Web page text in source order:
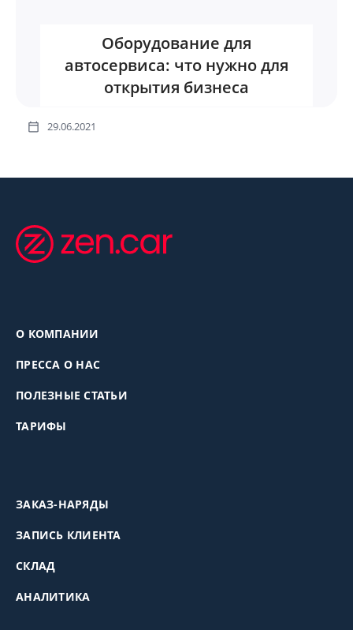
Оборудование для
автосервиса: что нужно для
открытия бизнеса
29.06.2021
О КОМПАНИИ
ПРЕССА О НАС
ПОЛЕЗНЫЕ СТАТЬИ
ТАРИФЫ
ЗАКАЗ-НАРЯДЫ
ЗАПИСЬ КЛИЕНТА
СКЛАД
АНАЛИТИКА